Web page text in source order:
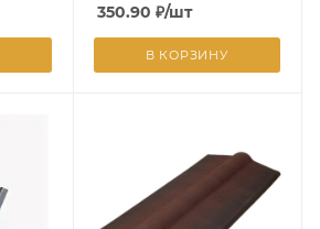
350.90 ₽/шт
В КОРЗИНУ